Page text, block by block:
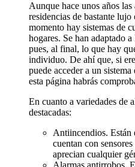
Aunque hace unos años las
residencias de bastante
momento hay sistemas de
hogares. Se han adaptado
pues, al final, lo que hay
individuo. De ahí que, si
puede acceder a un
esta página habrás
En cuanto a variedades de
destacadas:
Antiincendios. Están
cuentan con
aprecian cualquier